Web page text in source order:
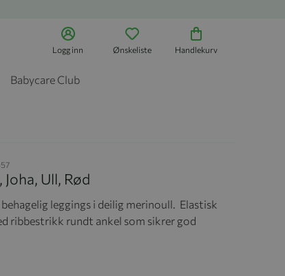
Logg inn Ønskeliste Handlekurv
Babycare Club
Joha, Ull, Rød
leggings i deilig merinoull. Elastisk
ribbestrikk rundt ankel som sikrer god